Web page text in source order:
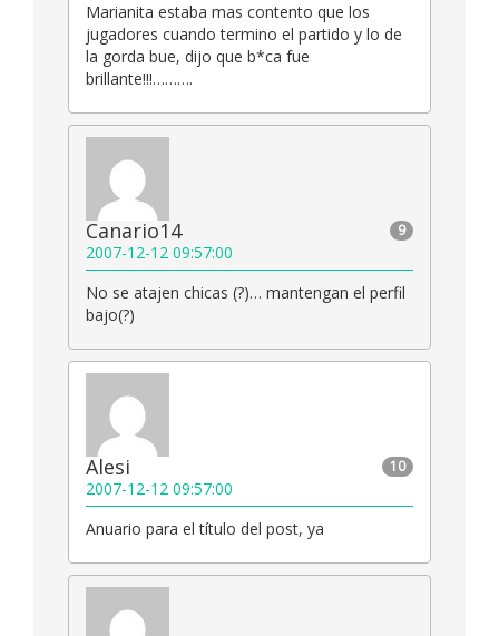
Marianita estaba mas contento que los
jugadores cuando termino el partido y lo de
la gorda bue, dijo que b*ca fue
brillante!!!……….
9
Canario14
2007-12-12 09:57:00
No se atajen chicas (?)… mantengan el perfil
bajo(?)
10
Alesi
2007-12-12 09:57:00
Anuario para el título del post, ya